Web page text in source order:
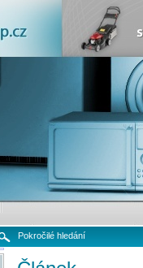
Pokročilé hledání